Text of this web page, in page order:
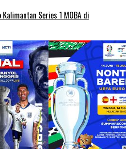
Series 1 MOBA di